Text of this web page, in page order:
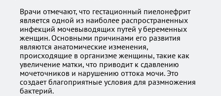
Врачи отмечают, что гестационный пиелонефрит
является одной из наиболее распространенных
инфекций мочевыводящих путей у беременных
женщин. Основными причинами его развития
являются анатомические изменения,
происходящие в организме женщины, такие как
увеличение матки, что приводит к сдавлению
мочеточников и нарушению оттока мочи. Это
создает благоприятные условия для размножения
бактерий.